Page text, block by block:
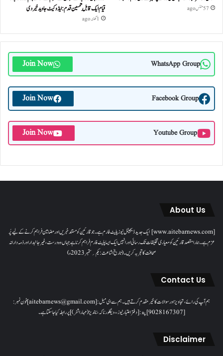
57 منٹس ago
قیام ایک قابلِ تحسین قدم : ایڈوکیٹ جاوید خیردی
1 گھنٹہ ago
WhatsApp Group
Join Now
Facebook Group
Join Now
Youtube Group
Join Now
About Us
[www.aitebarnews.com] ایک جدید ڈیجیٹل نیوز پلیٹ فارم ہے۔ جو قارئین کو مستند خبریں اور مضامین فراہم کرنے کے لیے پُر
عزم ہے۔ ہمارا مقصدقارئین کو معیاری تخلیقات تک رسائی اور انہیں ایک ایسا پلیٹ فارم فراہم کرنا ہے جہاں وہ درست، غیر جانبدار اور ذمہ دارانہ
صحافت کا تجربہ کریں۔( تاریخ اشاعت : یکم؍ ستمبر 2023ء)
Contact Us
ہم آپ کی رائے، تجاویز اور سوالات کا خیرمقدم کرتے ہیں۔ ہم سےای میل: [aitebarnews@gmail.com]فون نمبر:
[9028167307]پتہ: [دفتر اعتبار نیوز، ، دیگلور ناکہ، ناندیڑ(مہاراشٹر) ] پر رابطہ کیا جاسکتا ہے۔
Disclaimer